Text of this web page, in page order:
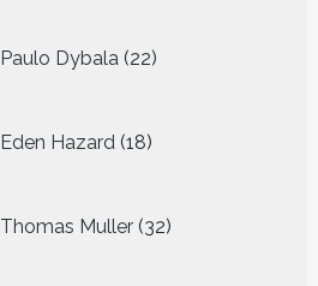
Paulo Dybala 22
producten
Eden Hazard 18
producten
Thomas Muller 32
producten